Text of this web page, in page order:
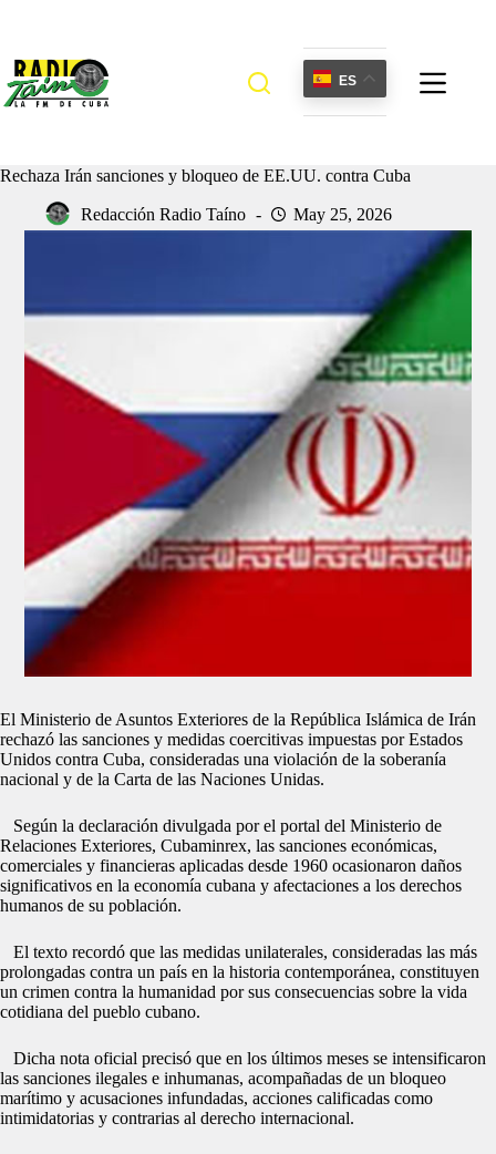
ES
Rechaza Irán sanciones y bloqueo de EE.UU. contra Cuba
Redacción Radio Taíno May 25, 2026
El Ministerio de Asuntos Exteriores de la República Islámica de Irán
rechazó las sanciones y medidas coercitivas impuestas por Estados
Unidos contra Cuba, consideradas una violación de la soberanía
nacional y de la Carta de las Naciones Unidas.
Según la declaración divulgada por el portal del Ministerio de
Relaciones Exteriores, Cubaminrex, las sanciones económicas,
comerciales y financieras aplicadas desde 1960 ocasionaron daños
significativos en la economía cubana y afectaciones a los derechos
humanos de su población.
El texto recordó que las medidas unilaterales, consideradas las más
prolongadas contra un país en la historia contemporánea, constituyen
un crimen contra la humanidad por sus consecuencias sobre la vida
cotidiana del pueblo cubano.
Dicha nota oficial precisó que en los últimos meses se intensificaron
las sanciones ilegales e inhumanas, acompañadas de un bloqueo
marítimo y acusaciones infundadas, acciones calificadas como
intimidatorias y contrarias al derecho internacional.